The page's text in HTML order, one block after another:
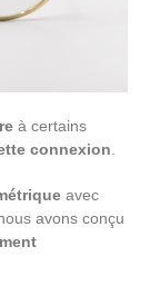
à certains
connexion.
avec
avons conçu